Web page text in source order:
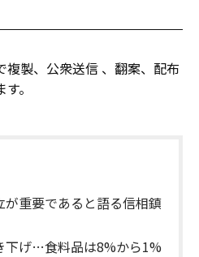
製、公衆送信 、翻案、配布
。
重要であると語る信相鎮
下げ…食料品は8%から1%